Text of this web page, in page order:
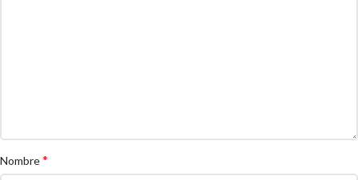
Nombre*